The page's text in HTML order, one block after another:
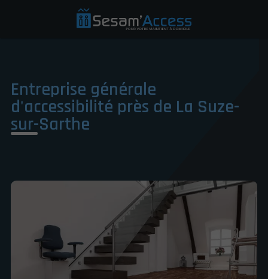
Entreprise générale
d'accessibilité près de La Suze-
sur-Sarthe